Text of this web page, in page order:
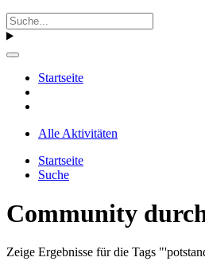
Startseite
Alle Aktivitäten
Startseite
Suche
Community
Zeige Ergebnisse für die Tags